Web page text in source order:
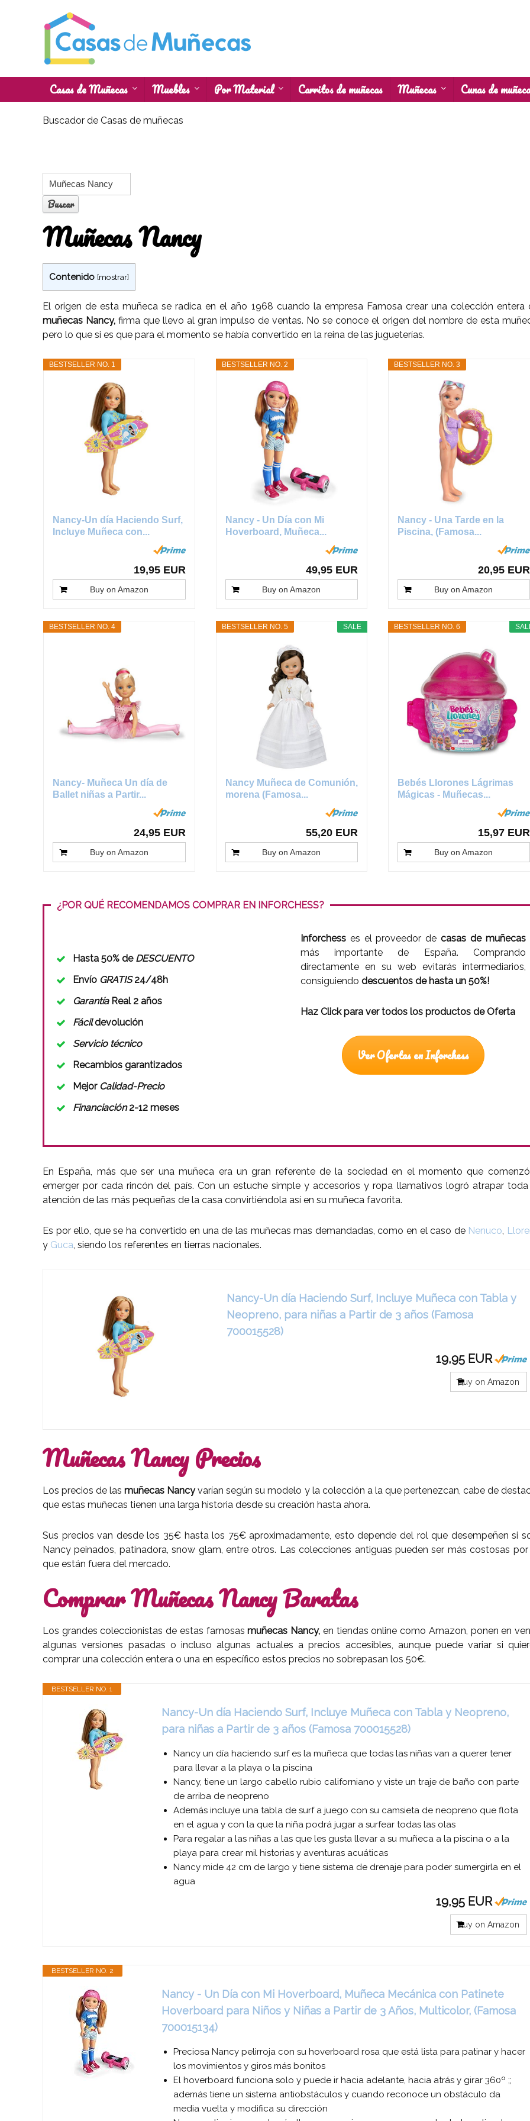
Casas de Muñecas Muebles Por Material Carritos de muñecas Muñecas Cunas de
Buscador de Casas de muñecas
Muñecas Nancy
Contenido [mostrar]
El origen de esta muñeca se radica en el año 1968 cuando la empresa Famosa crear una colección entera
muñecas Nancy, firma que llevo al gran impulso de ventas. No se conoce el origen del nombre de esta
pero lo que si es que para el momento se había convertido en la reina de las jugueterías.
BESTSELLER NO. 1
Nancy-Un día Haciendo Surf,
Incluye Muñeca con...
19,95 EUR
Buy on Amazon
BESTSELLER NO. 2
Nancy - Un Día con Mi
Hoverboard, Muñeca...
49,95 EUR
Buy on Amazon
BESTSELLER NO. 3
Nancy - Una Tarde en la
Piscina, (Famosa...
20,95 EUR
Buy on Amazon
BESTSELLER NO. 4
Nancy- Muñeca Un día de
Ballet niñas a Partir...
24,95 EUR
Buy on Amazon
SALE
BESTSELLER NO. 5
Nancy Muñeca de Comunión,
morena (Famosa...
55,20 EUR
Buy on Amazon
BESTSELLER NO. 6
Bebés Llorones Lágrimas
Mágicas - Muñecas...
15,97 EUR
Buy on Amazon
¿POR QUÉ RECOMENDAMOS COMPRAR EN INFORCHESS?
Hasta 50% de DESCUENTO
Envío GRATIS24/48h
GarantíaReal 2 años
Fácildevolución
Servicio técnico
Recambios garantizados
Mejor Calidad-Precio
Financiación2-12 meses
Inforchesses el proveedor decasas de muñecas
más importante de España. Comprando
directamente en su web evitarás intermediarios,
consiguiendo descuentos de hasta un 50%!
Haz Click para ver todos los productos de Oferta
Ver Ofertas en Inforchess
En España, más que ser una muñeca era un gran referente de la sociedad en el momento que
emerger por cada rincón del país. Con un estuche simple y accesorios y ropa llamativos logró atrapar toda
atención de las más pequeñas de la casa convirtiéndola así en su muñeca favorita.
Es por ello, que se ha convertido en una de las muñecas mas demandadas, como en el caso de Nenuco
y Guca , siendo los referentes en tierras nacionales.
Nancy-Un día Haciendo Surf, Incluye Muñeca con Tabla y
Neopreno, para niñas a Partir de 3 años (Famosa
700015528)
19,95 EUR
Buy on Amazon
Muñecas Nancy Precios
Los precios de lasmuñecas Nancyvarían según su modelo y la colección a la que pertenezcan, cabe de
que estas muñecas tienen una larga historia desde su creación hasta ahora.
Sus precios van desde los 35€ hasta los 75€ aproximadamente, esto depende del rol que desempeñen si
Nancy peinados, patinadora, snow glam, entre otros. Las colecciones antiguas pueden ser más costosas
que están fuera del mercado.
Comprar Muñecas Nancy Baratas
Los grandes coleccionistas de estas famosasmuñecas Nancy, en tiendas online como Amazon, ponen en
algunas versiones pasadas o incluso algunas actuales a precios accesibles, aunque puede variar si
comprar una colección entera o una en específico estos precios no sobrepasan los 50€.
BESTSELLER NO. 1
Nancy-Un día Haciendo Surf, Incluye Muñeca con Tabla y Neopreno,
para niñas a Partir de 3 años (Famosa 700015528)
Nancy un día haciendo surf es la muñeca que todas las niñas van a querer tener
para llevar a la playa o la piscina
Nancy, tiene un largo cabello rubio californiano y viste un traje de baño con parte
de arriba de neopreno
Además incluye una tabla de surf a juego con su camsieta de neopreno que flota
en el agua y con la que la niña podrá jugar a surfear todas las olas
Para regalar a las niñas a las que les gusta llevar a su muñeca a la piscina o a la
playa para crear mil historias y aventuras acuáticas
Nancy mide 42 cm de largo y tiene sistema de drenaje para poder sumergirla en el
agua
19,95 EUR
Buy on Amazon
BESTSELLER NO. 2
Nancy - Un Día con Mi Hoverboard, Muñeca Mecánica con Patinete
Hoverboard para Niños y Niñas a Partir de 3 Años, Multicolor, (Famosa
700015134)
Preciosa Nancy pelirroja con su hoverboard rosa que está lista para patinar y hacer
los movimientos y giros más bonitos
El hoverboard funciona solo y puede ir hacia adelante, hacia atrás y girar 360º ;;
además tiene un sistema antiobstáculos y cuando reconoce un obstáculo da
media vuelta y modifica su dirección